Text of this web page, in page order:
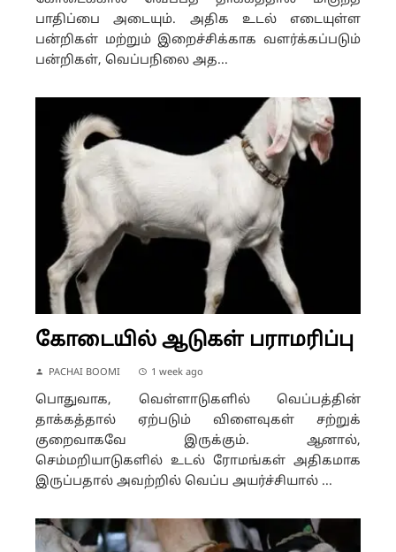
பாதிப்பை அடையும். அதிக உடல் எடையுள்ள
பன்றிகள் மற்றும் இறைச்சிக்காக வளர்க்கப்படும்
பன்றிகள், வெப்பநிலை அத...
கோடையில் ஆடுகள் பராமரிப்பு
PACHAI BOOMI 1 week ago
பொதுவாக, வெள்ளாடுகளில் வெப்பத்தின்
தாக்கத்தால் ஏற்படும் விளைவுகள் சற்றுக்
குறைவாகவே இருக்கும். ஆனால்,
செம்மறியாடுகளில் உடல் ரோமங்கள் அதிகமாக
இருப்பதால் அவற்றில் வெப்ப அயர்ச்சியால் ...